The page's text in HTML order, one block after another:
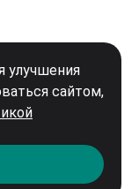
улучшения
сайтом,